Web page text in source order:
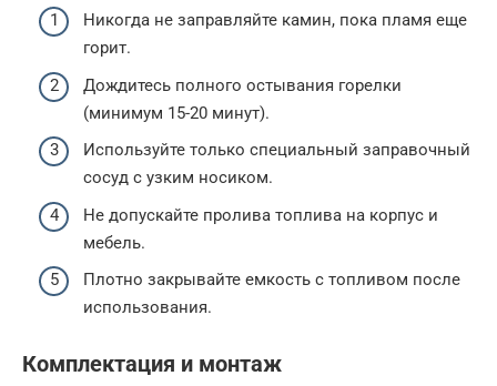
Никогда не заправляйте камин, пока пламя еще
горит.
Дождитесь полного остывания горелки
(минимум 15-20 минут).
Используйте только специальный заправочный
сосуд с узким носиком.
Не допускайте пролива топлива на корпус и
мебель.
Плотно закрывайте емкость с топливом после
использования.
Комплектация и монтаж